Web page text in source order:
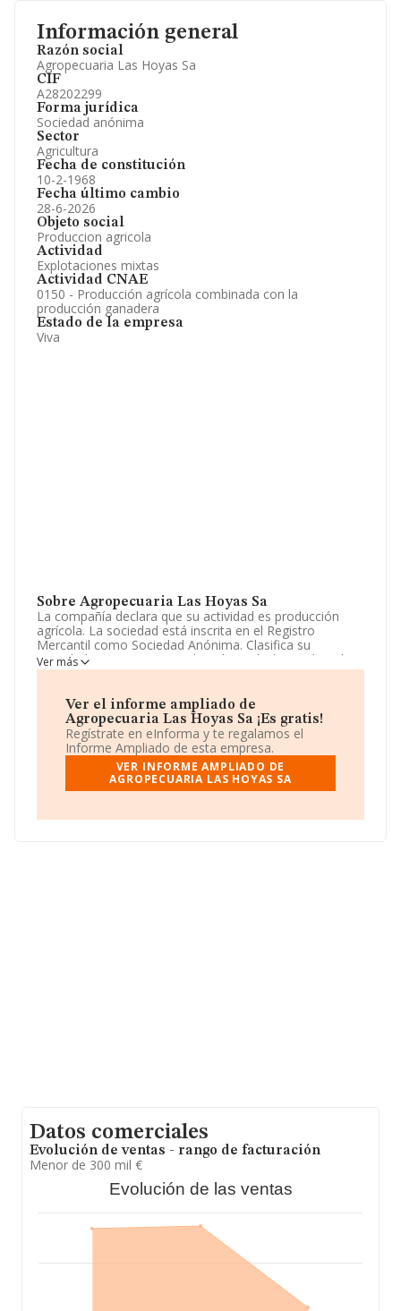
Información general
Razón social
Agropecuaria Las Hoyas Sa
CIF
A28202299
Forma jurídica
Sociedad anónima
Sector
Agricultura
Fecha de constitución
10-2-1968
Fecha último cambio
28-6-2026
Objeto social
Produccion agricola
Actividad
Explotaciones mixtas
Actividad CNAE
0150 - Producción agrícola combinada con la
producción ganadera
Estado de la empresa
Viva
Sobre Agropecuaria Las Hoyas Sa
La compañía declara que su actividad es producción
agrícola. La sociedad está inscrita en el Registro
Mercantil como Sociedad Anónima. Clasifica su
actividad CNAE como 'Producción agrícola combinada
con la producción ganadera', código 0150. La compañía
Ha tenido el mismo número de profesionales y
atendiendo a los datos disponibles en INFORMA, ese
número ha estado por encima de la media de sector.
Para comunicarse con sus oficinas, el número de
teléfono es 914263939 y su correo es
Ver más
Ver el informe ampliado de
Agropecuaria Las Hoyas Sa ¡Es gratis!
Regístrate en eInforma y te regalamos el
Informe Ampliado de esta empresa.
VER INFORME AMPLIADO DE
AGROPECUARIA LAS HOYAS SA
Información oficial y registral complementaria.
Datos comerciales
Evolución de ventas - rango de facturación
Menor de 300 mil €
Evolución de las ventas